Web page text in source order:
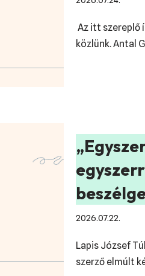
Az itt szereplő
közlünk. Antal
2026.07.22.
Lapis József
szerző elmúlt